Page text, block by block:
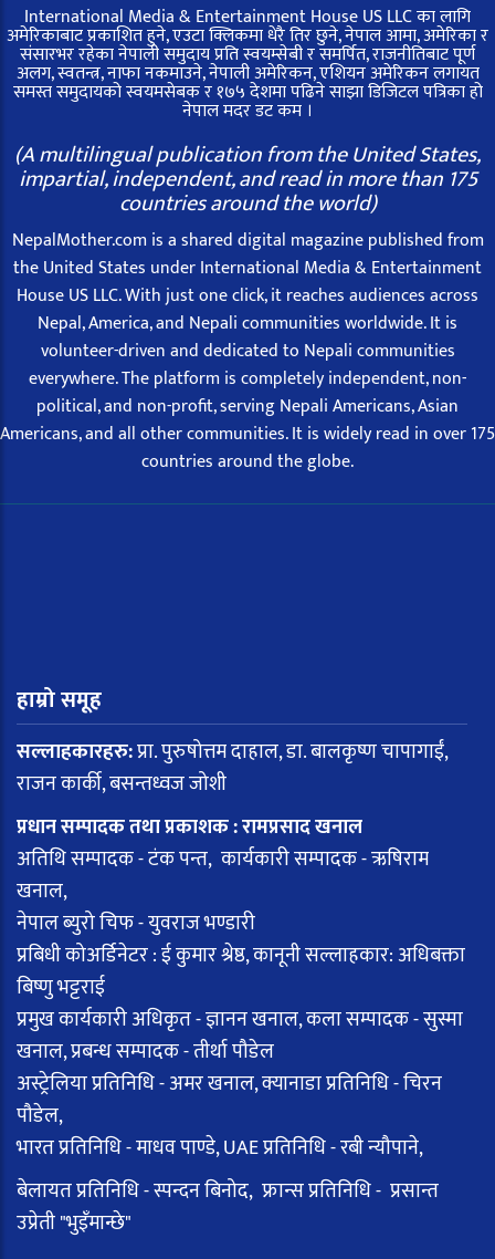
International Media & Entertainment House US LLC का लागि
अमेरिकाबाट प्रकाशित हुने, एउटा क्लिकमा धेरै तिर छुने, नेपाल आमा, अमेरिका र
संसारभर रहेका नेपाली समुदाय प्रति स्वयम्सेबी र समर्पित, राजनीतिबाट पूर्ण
अलग, स्वतन्त्र, नाफा नकमाउने, नेपाली अमेरिकन, एशियन अमेरिकन लगायत
समस्त समुदायको स्वयमसेबक र १७५ देशमा पढिने साझा डिजिटल पत्रिका हो
नेपाल मदर डट कम ।
(A multilingual publication from the United States,
impartial, independent, and read in more than 175
countries around the world)
NepalMother.com is a shared digital magazine published from
the United States under International Media & Entertainment
House US LLC. With just one click, it reaches audiences across
Nepal, America, and Nepali communities worldwide. It is
volunteer-driven and dedicated to Nepali communities
everywhere. The platform is completely independent, non-
political, and non-profit, serving Nepali Americans, Asian
Americans, and all other communities. It is widely read in over 175
countries around the globe.
हाम्रो समूह
सल्लाहकारहरु:प्रा. पुरुषोत्तम दाहाल, डा. बालकृष्ण चापागाईं,
राजन कार्की, बसन्तध्वज जोशी
प्रधान सम्पादक तथा प्रकाशक : रामप्रसाद खनाल
अतिथि सम्पादक - टंक पन्त, कार्यकारी सम्पादक - ऋषिराम
खनाल,
नेपाल ब्युरो चिफ - युवराज भण्डारी
प्रबिधी कोअर्डिनेटर : ई कुमार श्रेष्ठ, कानूनी सल्लाहकार: अधिबक्ता
बिष्णु भट्टराई
प्रमुख कार्यकारी अधिकृत - ज्ञानन खनाल, कला सम्पादक - सुस्मा
खनाल, प्रबन्ध सम्पादक - तीर्था पौडेल
अस्ट्रेलिया प्रतिनिधि - अमर खनाल, क्यानाडा प्रतिनिधि - चिरन
पौडेल,
भारत प्रतिनिधि - माधव पाण्डे, UAE प्रतिनिधि - रबी न्यौपाने,
बेलायत प्रतिनिधि - स्पन्दन बिनोद, फ्रान्स प्रतिनिधि - प्रसान्त
उप्रेती "भुइँमान्छे"